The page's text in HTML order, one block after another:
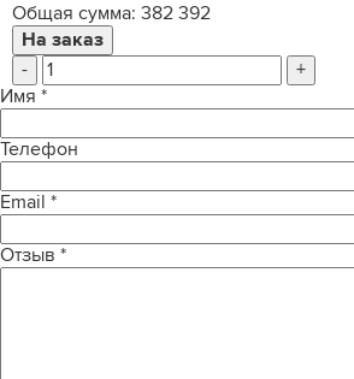
Общая сумма: 382 392
-
+
Имя *
Телефон
Email *
Отзыв *